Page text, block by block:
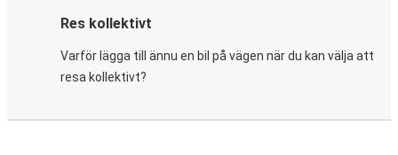
Res kollektivt
Varför lägga till ännu en bil på vägen när du kan välja att
resa kollektivt?